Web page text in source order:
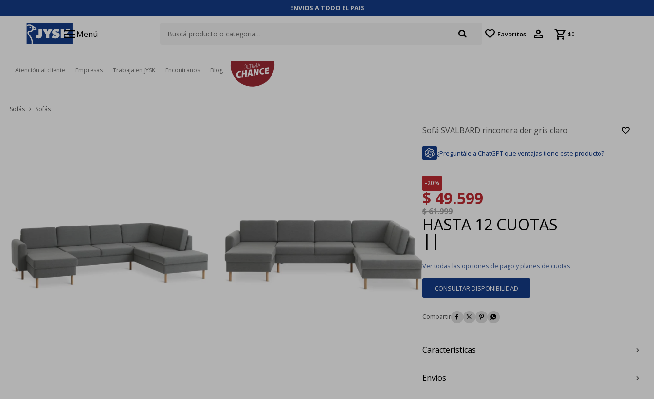
ENVIOS A TODO EL PAIS
menuMenú favorite Favoritos $0
Atención al cliente Empresas Trabaja en JYSK Encontranos Blog
Sofás Sofás
Sofá SVALBARD rinconera der gris claro
¿Preguntále a ChatGPT que ventajas tiene este producto?
20
$ 49.599
$61.999
HASTA 12 CUOTAS
| |
Ver todas las opciones de pago y planes de cuotas
CONSULTAR DISPONIBILIDAD
   
Caracteristicas
Envíos
close